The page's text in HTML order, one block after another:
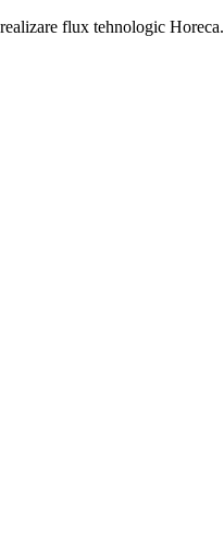
flux tehnologic Horeca.